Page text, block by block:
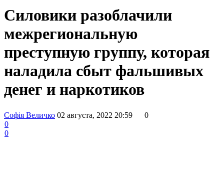
Силовики разоблачили
межрегиональную
преступную группу, которая
наладила сбыт фальшивых
денег и наркотиков
Софія Величко 02 августа, 2022 20:59
0
0
0